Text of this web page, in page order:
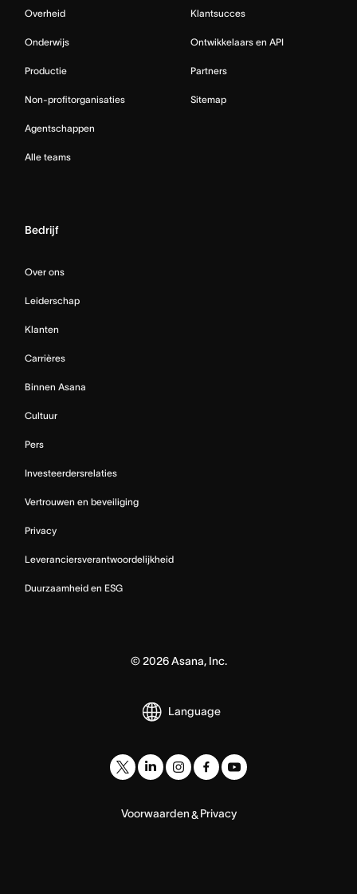
Overheid
Onderwijs
Productie
Non-profitorganisaties
Agentschappen
Alle teams
Klantsucces
Ontwikkelaars en API
Partners
Sitemap
Bedrijf
Over ons
Leiderschap
Klanten
Carrières
Binnen Asana
Cultuur
Pers
Investeerdersrelaties
Vertrouwen en beveiliging
Privacy
Leveranciersverantwoordelijkheid
Duurzaamheid en ESG
© 2026Asana, Inc.
Language
Voorwaarden& Privacy